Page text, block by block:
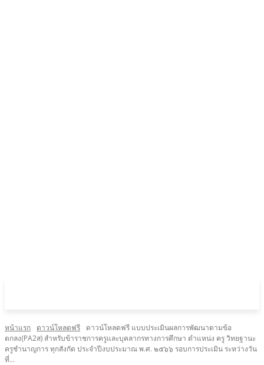
หน้าแรก ดาวน์โหลดฟรี
ดาวน์โหลดฟรี แบบประเมินผลการพัฒนาตามข้อ
ตกลง(PA2ส) สำหรับข้าราชการครูและบุคลากรทางการศึกษา ตำแหน่ง ครู วิทยฐานะ
ครูชำนาญการ ทุกสังกัด ประจำปีงบประมาณ พ.ศ. ๒๕๖๖ รอบการประเมิน ระหว่างวัน
ที่...